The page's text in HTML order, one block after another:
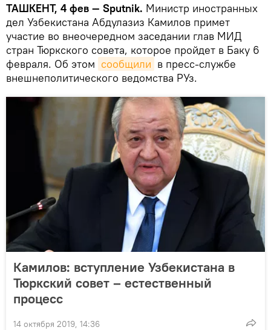
ТАШКЕНТ, 4 фев — Sputnik. Министр иностранных
дел Узбекистана Абдулазиз Камилов примет
участие во внеочередном заседании глав МИД
стран Тюркского совета, которое пройдет в Баку 6
февраля. Об этом сообщили в пресс-службе
внешнеполитического ведомства РУз.
Камилов: вступление Узбекистана в
Тюркский совет – естественный
процесс
14 октября 2019, 14:36